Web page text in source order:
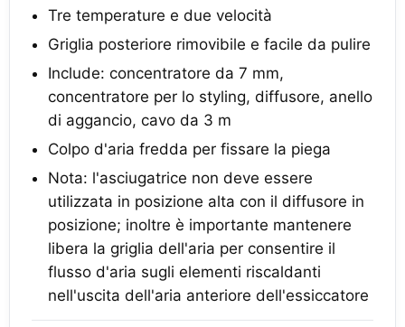
Tre temperature e due velocità
Griglia posteriore rimovibile e facile da pulire
Include: concentratore da 7 mm,
concentratore per lo styling, diffusore, anello
di aggancio, cavo da 3 m
Colpo d'aria fredda per fissare la piega
Nota: l'asciugatrice non deve essere
utilizzata in posizione alta con il diffusore in
posizione; inoltre è importante mantenere
libera la griglia dell'aria per consentire il
flusso d'aria sugli elementi riscaldanti
nell'uscita dell'aria anteriore dell'essiccatore